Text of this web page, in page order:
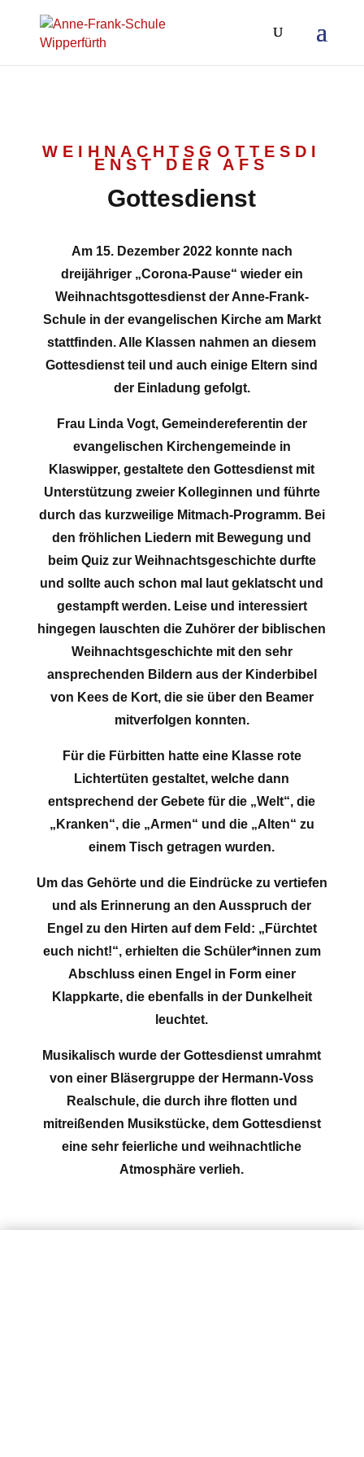
WEIHNACHTSGOTTESDI
ENST DER AFS
Gottesdienst
Am 15. Dezember 2022 konnte nach
dreijähriger „Corona-Pause“ wieder ein
Weihnachtsgottesdienst der Anne-Frank-
Schule in der evangelischen Kirche am Markt
stattfinden. Alle Klassen nahmen an diesem
Gottesdienst teil und auch einige Eltern sind
der Einladung gefolgt.
Frau Linda Vogt, Gemeindereferentin der
evangelischen Kirchengemeinde in
Klaswipper, gestaltete den Gottesdienst mit
Unterstützung zweier Kolleginnen und führte
durch das kurzweilige Mitmach-Programm. Bei
den fröhlichen Liedern mit Bewegung und
beim Quiz zur Weihnachtsgeschichte durfte
und sollte auch schon mal laut geklatscht und
gestampft werden. Leise und interessiert
hingegen lauschten die Zuhörer der biblischen
Weihnachtsgeschichte mit den sehr
ansprechenden Bildern aus der Kinderbibel
von Kees de Kort, die sie über den Beamer
mitverfolgen konnten.
Für die Fürbitten hatte eine Klasse rote
Lichtertüten gestaltet, welche dann
entsprechend der Gebete für die „Welt“, die
„Kranken“, die „Armen“ und die „Alten“ zu
einem Tisch getragen wurden.
Um das Gehörte und die Eindrücke zu vertiefen
und als Erinnerung an den Ausspruch der
Engel zu den Hirten auf dem Feld: „Fürchtet
euch nicht!“, erhielten die Schüler*innen zum
Abschluss einen Engel in Form einer
Klappkarte, die ebenfalls in der Dunkelheit
leuchtet.
Musikalisch wurde der Gottesdienst umrahmt
von einer Bläsergruppe der Hermann-Voss
Realschule, die durch ihre flotten und
mitreißenden Musikstücke, dem Gottesdienst
eine sehr feierliche und weihnachtliche
Atmosphäre verlieh.